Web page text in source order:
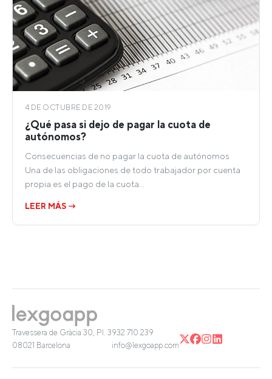
4 DE OCTUBRE DE 2019
¿Qué pasa si dejo de pagar la cuota de
autónomos?
Consecuencias de no pagar la cuota de autónomos
Una de las obligaciones de todo trabajador por cuenta
propia es el pago de la cuota…
LEER MÁS →
Travessera de Gràcia 30, Pl. 3
08021 Barcelona
932 710 239
info@lexgoapp.com